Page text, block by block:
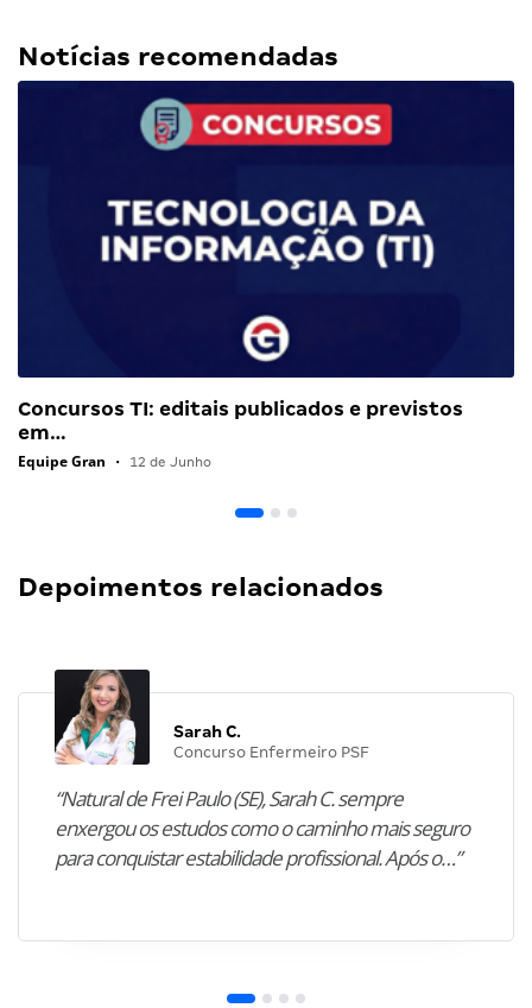
Notícias recomendadas
Concursos TI: editais publicados e previstos
em…
Equipe Gran • 12 de Junho
Depoimentos relacionados
Sarah C.
Concurso Enfermeiro PSF
“Natural de Frei Paulo (SE), Sarah C. sempre
enxergou os estudos como o caminho mais seguro
para conquistar estabilidade profissional. Após o…”